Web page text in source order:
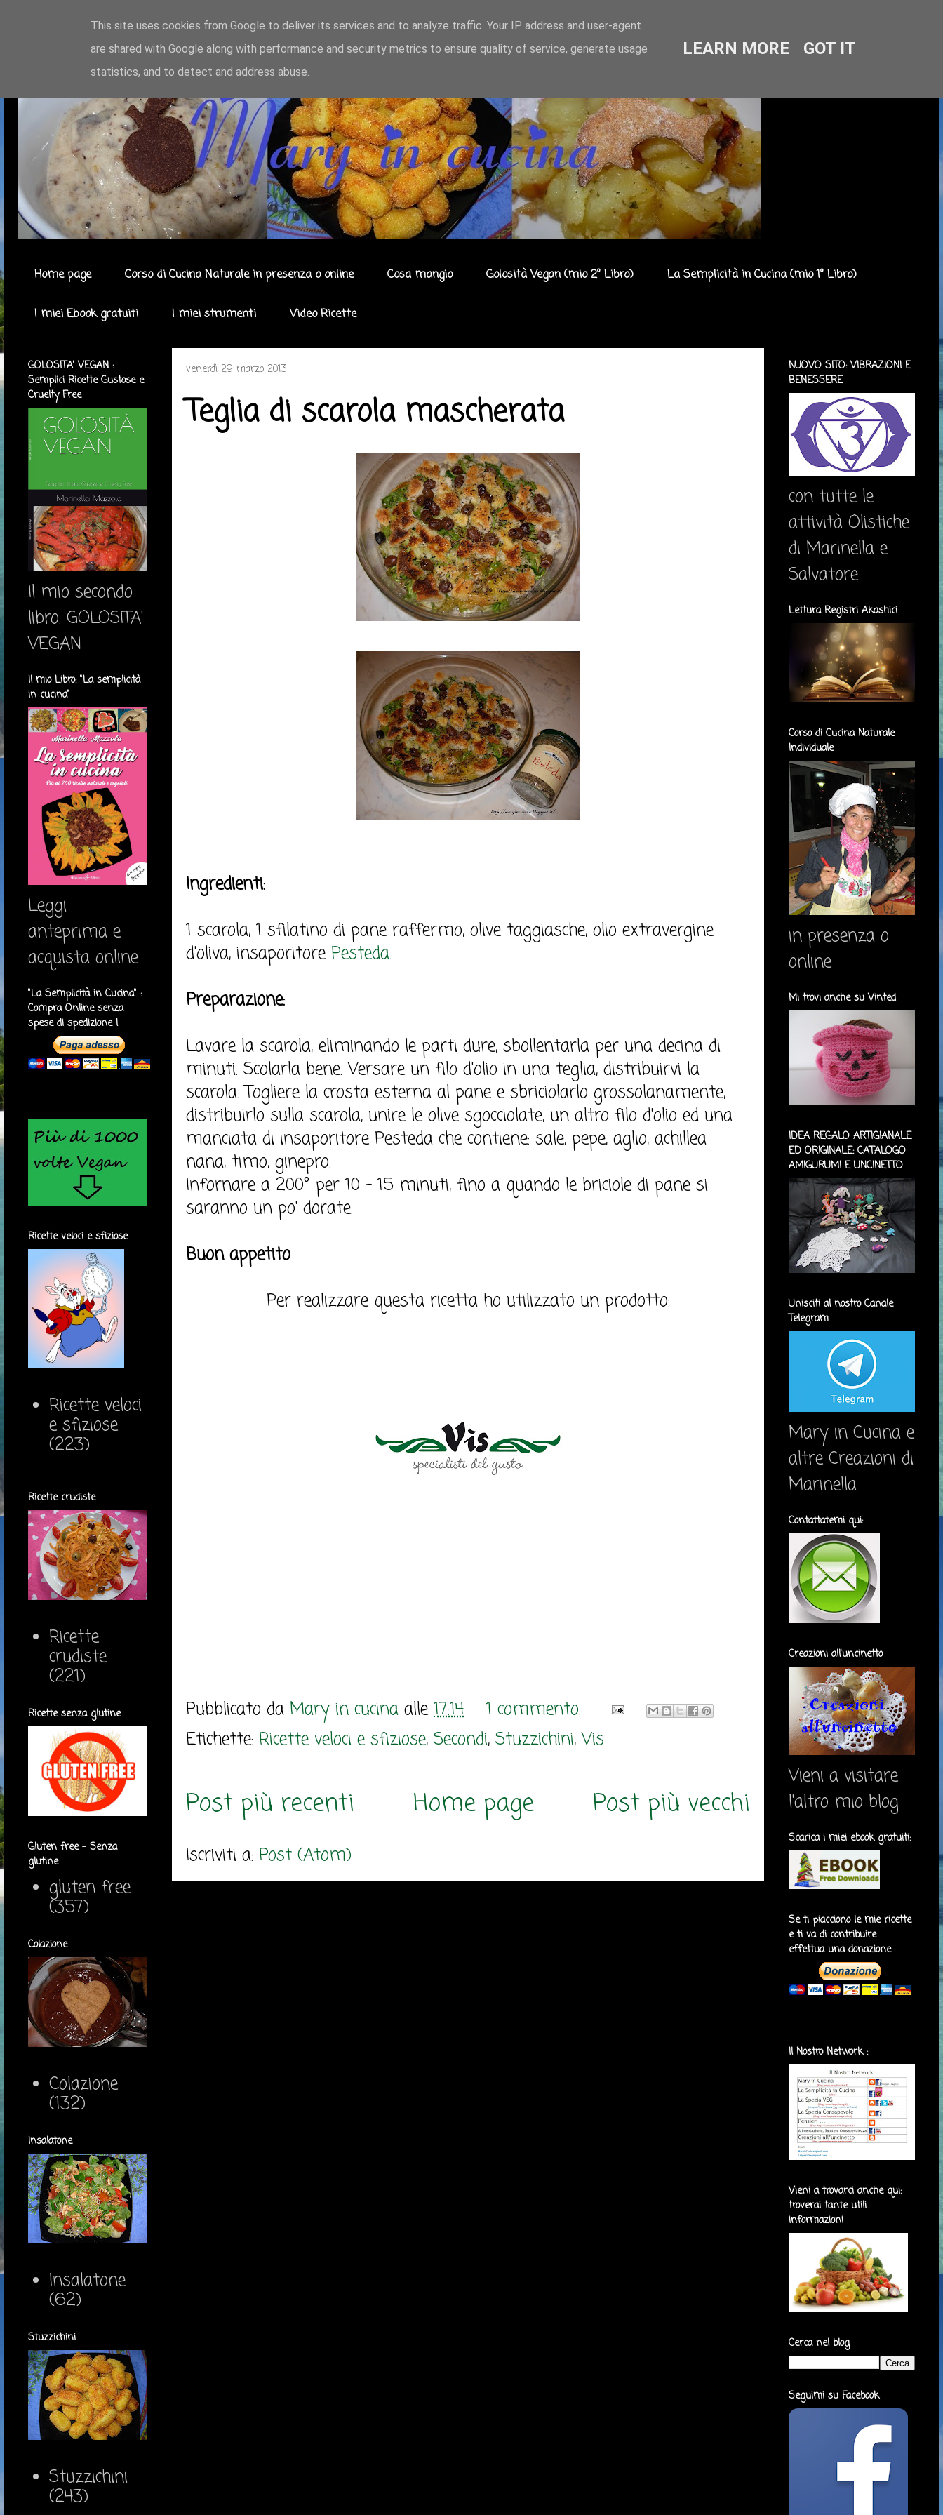
Home page Corso di Cucina Naturale in presenza o online Cosa mangio Golosità Vegan (mio 2° Libro) La Semplicità in Cucina (mio 1° Libro)
I miei Ebook gratuiti I miei strumenti Video Ricette
venerdì 29 marzo 2013
Teglia di scarola mascherata
Ingredienti:
1 scarola, 1 sfilatino di pane raffermo, olive taggiasche, olio extravergine
d'oliva, insaporitore Pesteda.
Preparazione:
Lavare la scarola, eliminando le parti dure, sbollentarla per una decina di
minuti. Scolarla bene. Versare un filo d'olio in una teglia, distribuirvi la
scarola. Togliere la crosta esterna al pane e sbriciolarlo grossolanamente,
distribuirlo sulla scarola, unire le olive sgocciolate, un altro filo d'olio ed una
manciata di insaporitore Pesteda che contiene: sale, pepe, aglio, achillea
nana, timo, ginepro.
Infornare a 200° per 10 - 15 minuti, fino a quando le briciole di pane si
saranno un po' dorate.
Buon appetito
Per realizzare questa ricetta ho utilizzato un prodotto:
Pubblicato da Mary in cucina alle 17:14
1 commento:
Etichette: Ricette veloci e sfiziose, Secondi, Stuzzichini,Vis
Post più recenti Post più vecchi
Home page
Iscriviti a: Post (Atom)
GOLOSITA' VEGAN :
Semplici Ricette Gustose e
Cruelty Free
Il mio secondo
libro: GOLOSITA'
VEGAN
Il mio Libro: "La semplicità
in cucina"
Leggi
anteprima e
acquista online
"La Semplicità in Cucina" :
Compra Online senza
spese di spedizione !
Ricette veloci e sfiziose
Ricette veloci
e sfiziose
(223)
Ricette crudiste
Ricette
crudiste
(221)
Ricette senza glutine
Gluten free - Senza
glutine
gluten free
(357)
Colazione
Colazione
(132)
Insalatone
Insalatone
(62)
Stuzzichini
Stuzzichini
(243)
NUOVO SITO: VIBRAZIONI E
BENESSERE
con tutte le
attività Olistiche
di Marinella e
Salvatore
Lettura Registri Akashici
Corso di Cucina Naturale
Individuale
in presenza o
online
Mi trovi anche su Vinted
IDEA REGALO ARTIGIANALE
ED ORIGINALE: CATALOGO
AMIGURUMI E UNCINETTO
Unisciti al nostro Canale
Telegram
Mary in Cucina e
altre Creazioni di
Marinella
Contattatemi qui:
Creazioni all'uncinetto
Vieni a visitare
l'altro mio blog
Scarica i miei ebook gratuiti:
Se ti piacciono le mie ricette
e ti va di contribuire
effettua una donazione
Il Nostro Network :
Vieni a trovarci anche qui:
troverai tante utili
informazioni
Cerca nel blog
Seguimi su Facebook
This site uses cookies from Google to deliver its services and to analyze traffic. Your IP address and user-agent
are shared with Google along with performance and security metrics to ensure quality of service, generate usage
statistics, and to detect and address abuse.
LEARN MORE GOT IT